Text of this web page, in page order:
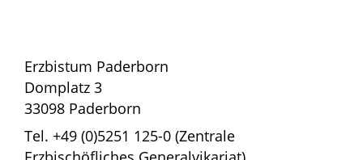
Erzbistum Paderborn
Domplatz 3
33098 Paderborn
Tel. +49 (0)5251 125-0 (Zentrale